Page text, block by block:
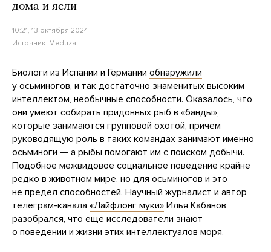
дома и ясли
10:21, 13 октября 2024
Источник: Meduza
Биологи из Испании и Германии обнаружили
у осьминогов, и так достаточно знаменитых высоким
интеллектом, необычные способности. Оказалось, что
они умеют собирать придонных рыб в «банды»,
которые занимаются групповой охотой, причем
руководящую роль в таких командах занимают именно
осьминоги — а рыбы помогают им с поиском добычи.
Подобное межвидовое социальное поведение крайне
редко в животном мире, но для осьминогов и это
не предел способностей. Научный журналист и автор
телеграм-канала «Лайфлонг муки» Илья Кабанов
разобрался, что еще исследователи знают
о поведении и жизни этих интеллектуалов моря.